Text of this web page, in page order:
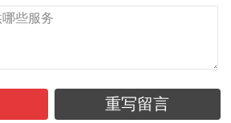
重写留言